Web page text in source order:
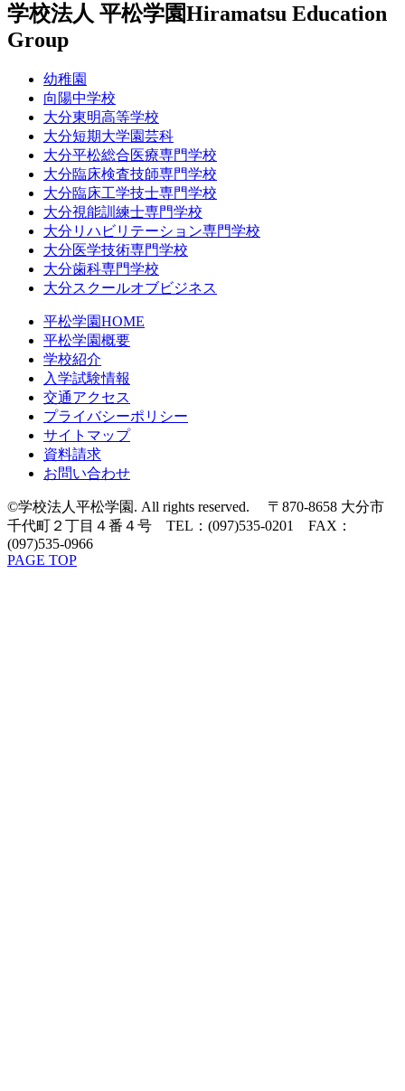
学校法人 平松学園Hiramatsu Education
Group
幼稚園
向陽中学校
大分東明高等学校
大分短期大学園芸科
大分平松総合医療専門学校
大分臨床検査技師専門学校
大分臨床工学技士専門学校
大分視能訓練士専門学校
大分リハビリテーション専門学校
大分医学技術専門学校
大分歯科専門学校
大分スクールオブビジネス
平松学園HOME
平松学園概要
学校紹介
入学試験情報
交通アクセス
プライバシーポリシー
サイトマップ
資料請求
お問い合わせ
©学校法人平松学園. All rights reserved. 〒870-8658 大分市
千代町２丁目４番４号 TEL：(097)535-0201 FAX：
(097)535-0966
PAGE TOP